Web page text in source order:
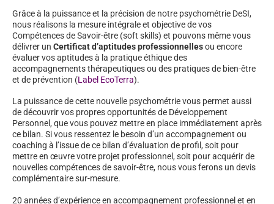
Grâce à la puissance et la précision de notre psychométrie DeSI,
nous réalisons la mesure intégrale et objective de vos
Compétences de Savoir-être (soft skills) et pouvons même vous
délivrer un Certificat d’aptitudes professionnellesou encore
évaluer vos aptitudes à la pratique éthique des
accompagnements thérapeutiques ou des pratiques de bien-être
et de prévention (Label EcoTerra).
La puissance de cette nouvelle psychométrie vous permet aussi
de découvrir vos propres opportunités de Développement
Personnel, que vous pouvez mettre en place immédiatement après
ce bilan. Si vous ressentez le besoin d’un accompagnement ou
coaching à l’issue de ce bilan d’évaluation de profil, soit pour
mettre en œuvre votre projet professionnel, soit pour acquérir de
nouvelles compétences de savoir-être, nous vous ferons un devis
complémentaire sur-mesure.
20 années d’expérience en accompagnement professionnel et en